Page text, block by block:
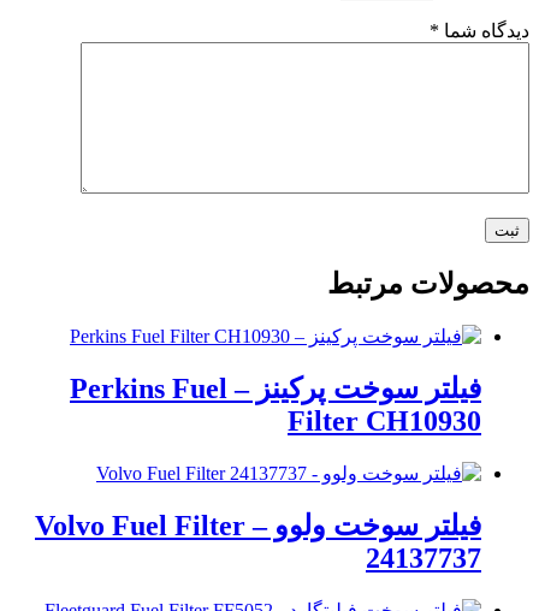
دیدگاه شما *
محصولات مرتبط
فیلتر سوخت پرکینز – Perkins Fuel
Filter CH10930
فیلتر سوخت ولوو – Volvo Fuel Filter
24137737